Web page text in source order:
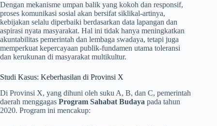
Dengan mekanisme umpan balik yang kokoh dan responsif,
proses komunikasi sosial akan bersifat siklikal-artinya,
kebijakan selalu diperbaiki berdasarkan data lapangan dan
aspirasi nyata masyarakat. Hal ini tidak hanya meningkatkan
akuntabilitas pemerintah dan lembaga swadaya, tetapi juga
memperkuat kepercayaan publik-fundamen utama toleransi
dan kerukunan di masyarakat multikultur.
Studi Kasus: Keberhasilan di Provinsi X
Di Provinsi X, yang dihuni oleh suku A, B, dan C, pemerintah
daerah menggagas Program Sahabat Budaya pada tahun
2020. Program ini mencakup: